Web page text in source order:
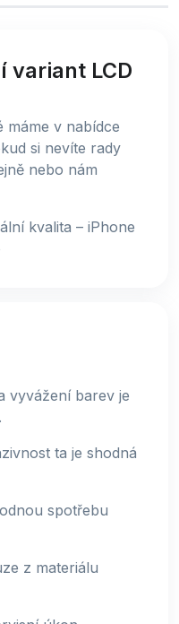
variant LCD
máme v nabídce
si nevíte rady
nebo nám
vyvážení barev je
ta je shodná
spotřebu
z materiálu